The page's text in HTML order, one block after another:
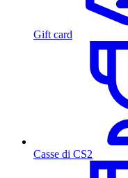
Gift card
Casse di CS2